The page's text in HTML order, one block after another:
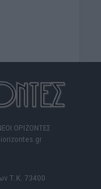
ΟΡΙΖΟΝΤΕΣ
Τ.Κ. 73400